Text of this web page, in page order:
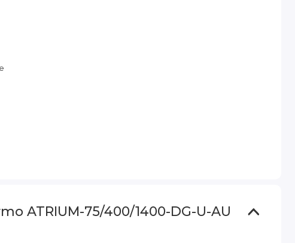
ATRIUM-75/400/1400-DG-U-AU